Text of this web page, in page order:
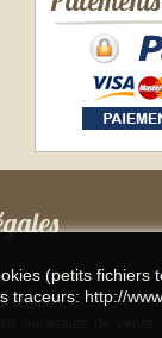
(petits fichiers
http://
légales